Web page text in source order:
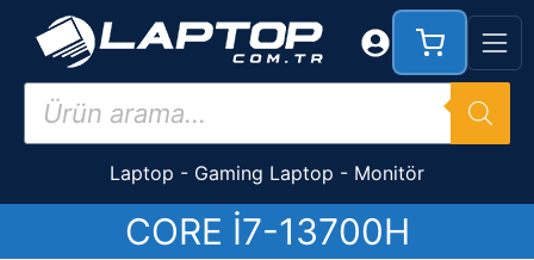
İçeriğe
Products
search
Laptop - Gaming Laptop - Monitör
CORE I7-13700H